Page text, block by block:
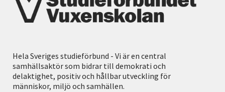
Hela Sveriges studieförbund - Vi är en central
samhällsaktör som bidrar till demokrati och
delaktighet, positiv och hållbar utveckling för
människor, miljö och samhällen.